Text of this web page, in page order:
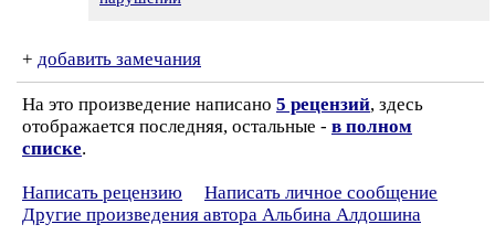
+ добавить замечания
На это произведение написано 5 рецензий, здесь
отображается последняя, остальные - в полном
списке.
Написать рецензию
Написать личное сообщение
Другие произведения автора Альбина Алдошина